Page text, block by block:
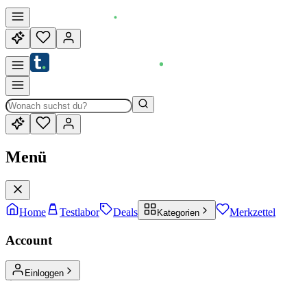
Menü
Home Testlabor Deals Kategorien Merkzettel
Account
Einloggen